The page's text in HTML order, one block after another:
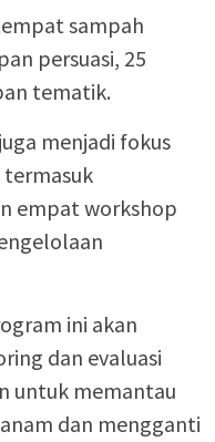
sampah
persuasi, 25
tematik.
menjadi fokus
empat workshop
ini akan
dan evaluasi
untuk memantau
dan mengganti